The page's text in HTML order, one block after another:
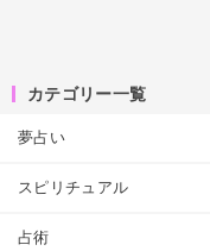
カテゴリー一覧
夢占い
スピリチュアル
占術